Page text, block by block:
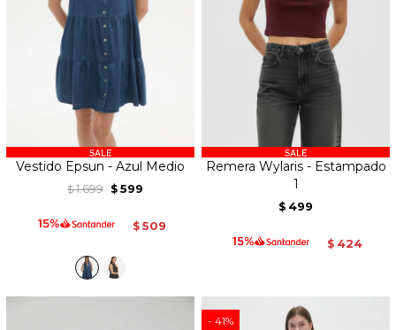
Vestido Epsun - Azul Medio
$ 1.699 $ 599
$ 509
Remera Wylaris - Estampado
1
$ 499
$ 424
41